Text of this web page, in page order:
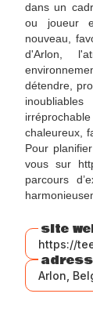
dans un
ou joueur
nouveau,
d'Arlon,
détendre,
chaleureux,
Pour
vous sur
parcours
site
https://
Arlon,